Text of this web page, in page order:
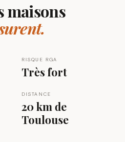
maisons
RISQUE RGA
Très fort
DISTANCE
20 km de
Toulouse